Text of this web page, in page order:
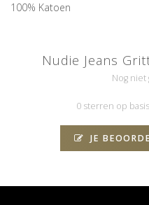
100% Katoen
Nudie Jeans
Nog niet
0 sterren op
JE